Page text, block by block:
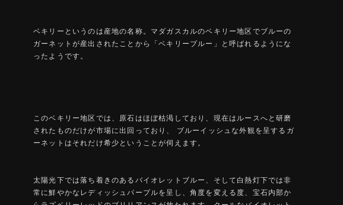
ベキリーというのは産地の名称。マダガスカルのベキリー地区でブルーの
ガーネットが産出されたことから「ベキリーブルー」と呼ばれるようにな
ったようです。
このベキリー地区では、原石はほぼ枯渇しており、現在はルースへと研磨
されたものだけが市場に出回っており、 ブルーイッシュな外観を呈するガ
ーネットはそれだけ希少ということが伺えます。
太陽光下では落ち着きのあるバイオレットブルー、そして白熱灯下では非
常に鮮やかなレディッシュパープルを呈し、角度を変える度、宝石内部か